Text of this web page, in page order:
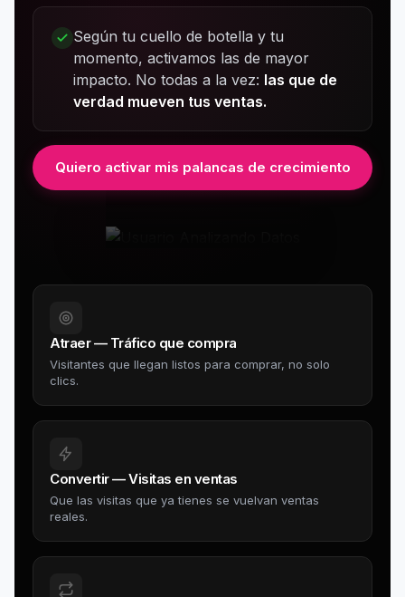
Según tu cuello de botella y tu
momento, activamos las de mayor
impacto. No todas a la vez: las que de
verdad mueven tus ventas.
Quiero activar mis palancas de crecimiento
Atraer — Tráfico que compra
Visitantes que llegan listos para comprar, no solo
clics.
Convertir — Visitas en ventas
Que las visitas que ya tienes se vuelvan ventas
reales.